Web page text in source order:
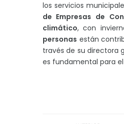
los servicios
de Empresas de
climático, con
personas están
través de su directora
es fundamental para